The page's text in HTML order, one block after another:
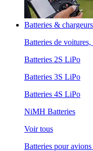
Batteries & chargeurs
Batteries de
Batteries 2S LiPo
Batteries 3S LiPo
Batteries 4S LiPo
NiMH Batteries
Voir tous
Batteries pour